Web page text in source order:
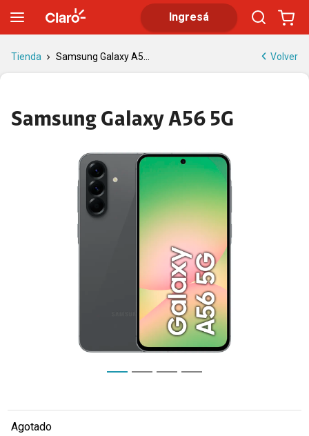
Ingresá
Tienda Samsung Galaxy A5... Volver
Samsung Galaxy A56 5G
Agotado
Samsung Galaxy A56 5G | Tienda Claro